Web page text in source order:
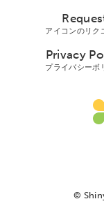
アイコンのリク
Privacy
プライバシーボ
©